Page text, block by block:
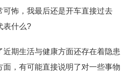
可怖，我最后还是开车直接过去
表什么?
期生活与健康方面还存在着隐患
面，有可能直接说明了对一些事物